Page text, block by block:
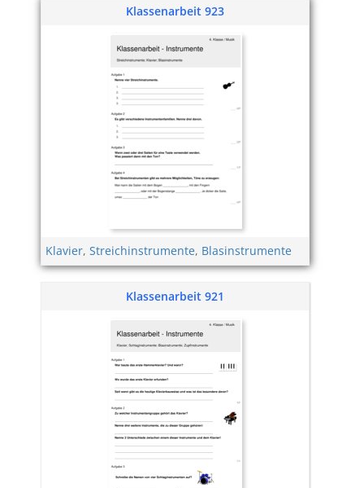
Klassenarbeit 923
Klavier, Streichinstrumente, Blasinstrumente
Klassenarbeit 921